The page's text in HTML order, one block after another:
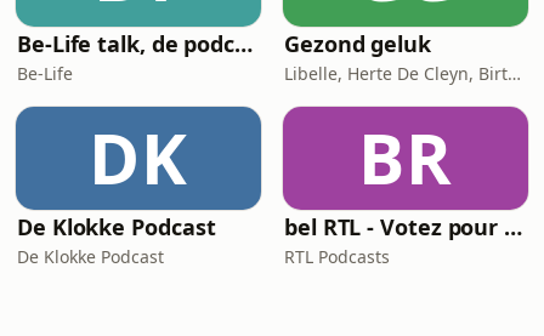
Be-Life talk, de podcast die de gezondheid van vrouwen in beweging zet!
Be-Life
Gezond geluk
Libelle, Herte De Cleyn, Birte Govarts
DK
De Klokke Podcast
De Klokke Podcast
BR
bel RTL - Votez pour moi
RTL Podcasts